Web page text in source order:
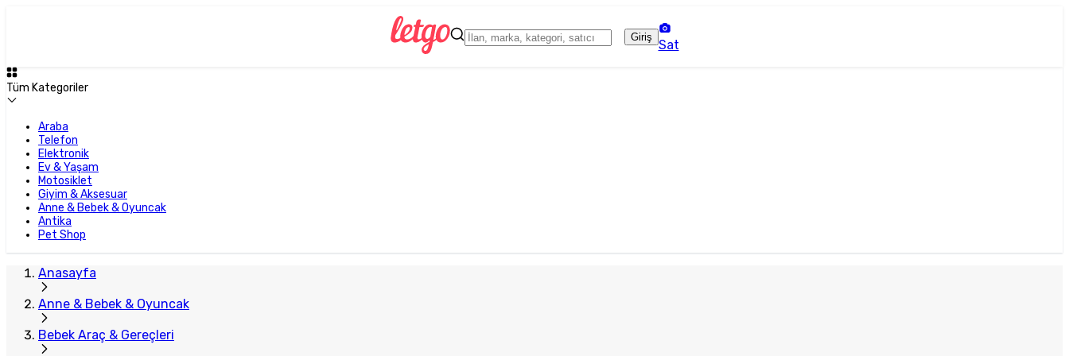
Giriş
Sat
Tüm Kategoriler
Araba
Telefon
Elektronik
Ev & Yaşam
Motosiklet
Giyim & Aksesuar
Anne & Bebek & Oyuncak
Antika
Pet Shop
Anasayfa
Anne & Bebek & Oyuncak
Bebek Araç & Gereçleri